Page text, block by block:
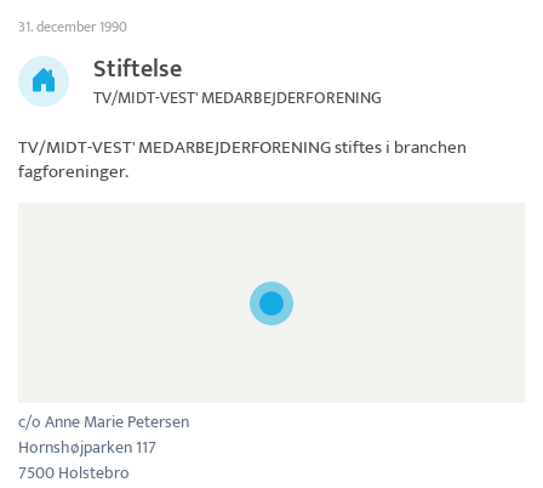
31. december 1990
Stiftelse
TV/MIDT-VEST' MEDARBEJDERFORENING
TV/MIDT-VEST' MEDARBEJDERFORENINGstiftes i branchen
fagforeninger.
c/o Anne Marie Petersen
Hornshøjparken 117
7500 Holstebro